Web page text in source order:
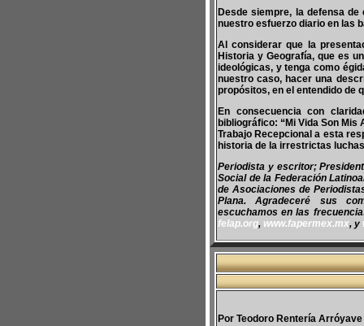
Desde siempre, la defensa
nuestro esfuerzo diario en las
Al considerar que la
Historia y Geografía, que es
ideológicas, y tenga como
nuestro caso, hacer una
propósitos, en el entendido de
En consecuencia con
bibliográfico: “Mi Vida Son
Trabajo Recepcional a esta
historia de la irrestrictas
Periodista y escritor;
Social de la Federación
de Asociaciones de
Plana. Agradeceré sus
escuchamos en las
felap.org, www.fapermex.mx, y
Por Teodoro Rentería Arróyave